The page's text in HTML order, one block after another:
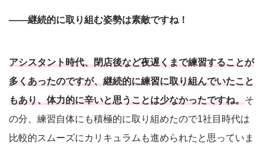
――継続的に取り組む姿勢は素敵ですね！
アシスタント時代、閉店後など夜遅くまで練習することが
多くあったのですが、継続的に練習に取り組んでいたこと
もあり、体力的に辛いと思うことは少なかったですね。そ
の分、練習自体にも積極的に取り組めたので1社目時代は
比較的スムーズにカリキュラムも進められたと思っていま